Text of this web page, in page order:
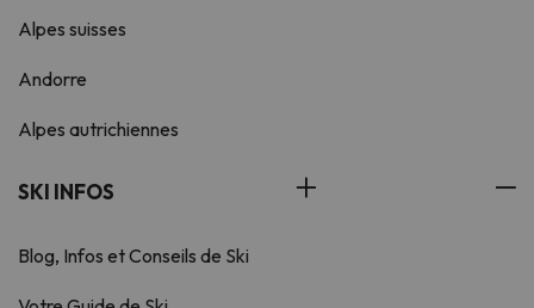
Alpes suisses
Andorre
Alpes autrichiennes
SKI INFOS
Blog, Infos et Conseils de Ski